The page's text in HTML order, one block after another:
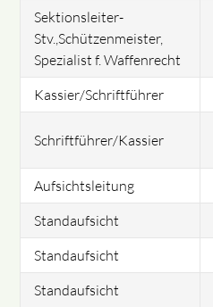
Sektionsleiter-
Stv.,Schützenmeister,
Spezialist f. Waffenrecht
Kassier/Schriftführer
Schriftführer/Kassier
Aufsichtsleitung
Standaufsicht
Standaufsicht
Standaufsicht